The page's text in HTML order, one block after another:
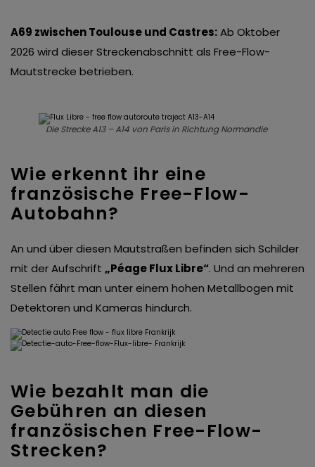
A69 zwischen Toulouse und Castres:Ab Oktober
2026 wird dieser Streckenabschnitt als Free-Flow-
Mautstrecke betrieben.
Die Strecke A13 – A14 von Paris in Richtung Normandie
Wie erkennt ihr eine
französische Free-Flow-
Autobahn?
An und über diesen Mautstraßen befinden sich Schilder
mit der Aufschrift „Péage Flux Libre“. Und an mehreren
Stellen fährt man unter einem hohen Metallbogen mit
Detektoren und Kameras hindurch.
Wie bezahlt man die
Gebühren an diesen
französischen Free-Flow-
Strecken?